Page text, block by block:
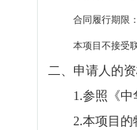
合同履行期限：
本项目不接受
二、申请人的资
1.参照《中
2.本项目的